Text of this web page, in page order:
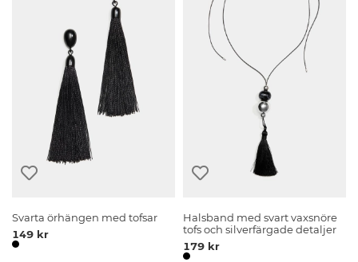
Svarta örhängen med tofsar
149 kr
Halsband med svart vaxsnöre
tofs och silverfärgade detaljer
179 kr